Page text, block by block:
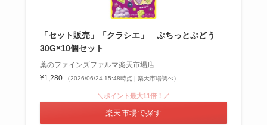
「セット販売」「クラシエ」 ぷちっとぶどう
30G×10個セット
薬のファインズファルマ楽天市場店
¥1,280
（2026/06/24 15:48時点 | 楽天市場調べ）
＼ポイント最大11倍！／
楽天市場で探す